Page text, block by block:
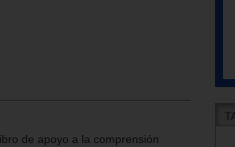
de apoyo a la comprensión